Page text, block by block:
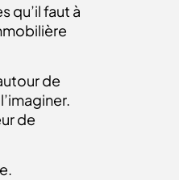
qu’il faut à
de
de